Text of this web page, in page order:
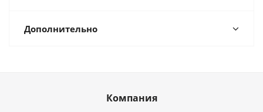
Дополнительно
Компания